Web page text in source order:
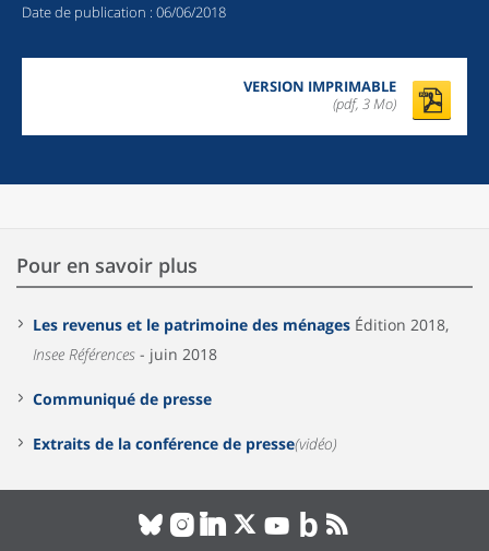
Date de publication : 06/06/2018
VERSION IMPRIMABLE
(pdf, 3 Mo)
Pour en savoir plus
Les revenus et le patrimoine des ménages Édition 2018,
Insee Références - juin 2018
Communiqué de presse
Extraits de la conférence de presse(vidéo)